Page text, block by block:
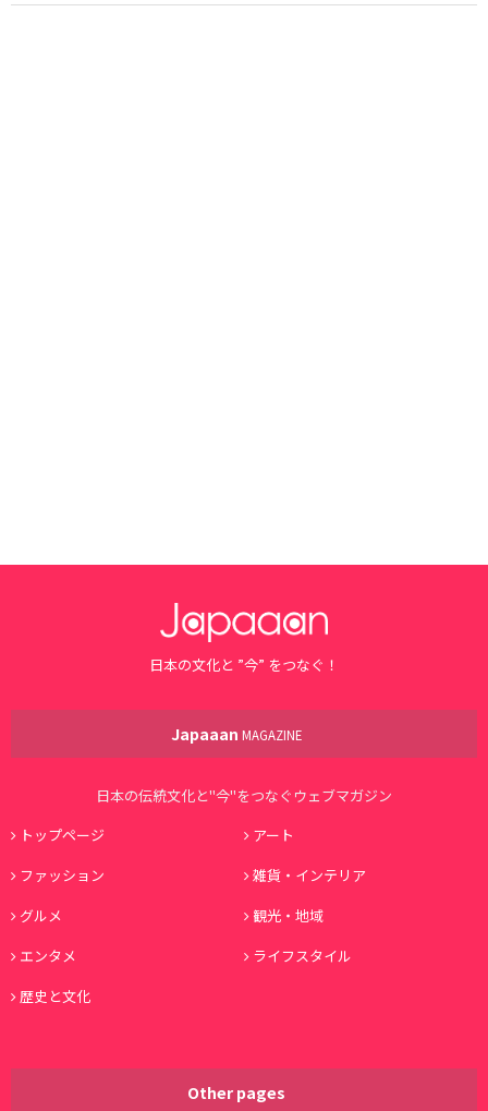
日本の文化と ”今” をつなぐ！
Japaaan MAGAZINE
日本の伝統文化と"今"をつなぐウェブマガジン
トップページ
アート
ファッション
雑貨・インテリア
グルメ
観光・地域
エンタメ
ライフスタイル
歴史と文化
Other pages